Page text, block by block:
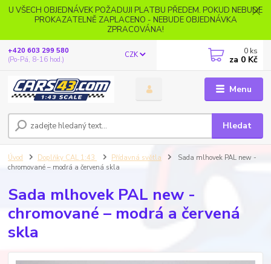
U VŠECH OBJEDNÁVEK POŽADUJI PLATBU PŘEDEM. POKUD NEBUDE
PROKAZATELNĚ ZAPLACENO - NEBUDE OBJEDNÁVKA
ZPRACOVÁNA!
Menu
CZK
Hledat
+420 603 299 580
(Po-Pá, 8-16 hod.)
0 ks
za 0 Kč
Úvod Doplňky CAL 1:43 Přídavná světla
Sada mlhovek PAL new -
chromované – modrá a červená skla
Sada mlhovek PAL new -
chromované – modrá a červená
skla